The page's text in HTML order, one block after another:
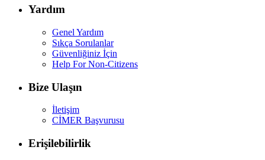
Yardım
Genel Yardım
Sıkça Sorulanlar
Güvenliğiniz İçin
Help For Non-Citizens
Bize Ulaşın
İletişim
CİMER Başvurusu
Erişilebilirlik